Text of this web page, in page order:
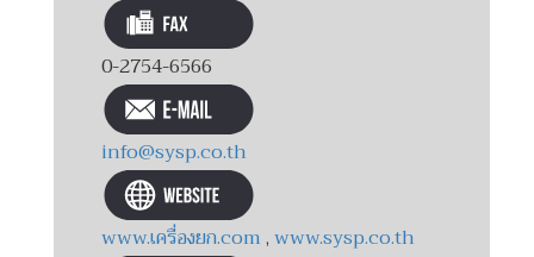
0-2754-6566
info@sysp.co.th
www.เครื่องยก.com,www.sysp.co.th